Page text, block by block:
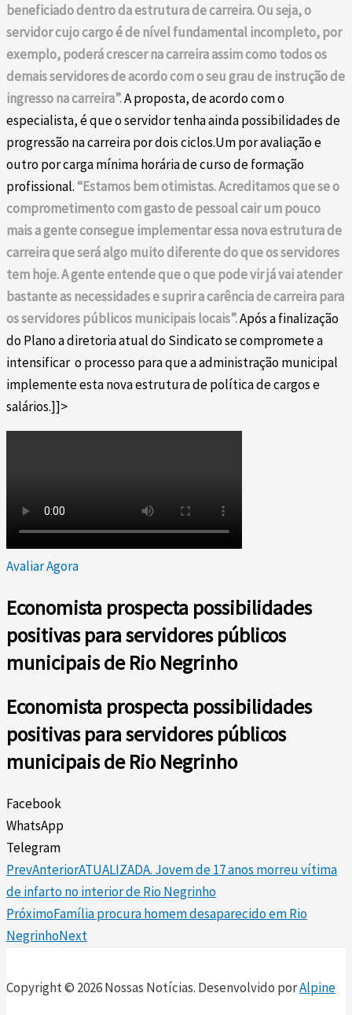
beneficiado dentro da estrutura de carreira. Ou seja, o
servidor cujo cargo é de nível fundamental incompleto, por
exemplo, poderá crescer na carreira assim como todos os
demais servidores de acordo com o seu grau de instrução de
ingresso na carreira”.A proposta, de acordo com o
especialista, é que o servidor tenha ainda possibilidades de
progressão na carreira por dois ciclos.Um por avaliação e
outro por carga mínima horária de curso de formação
profissional. “Estamos bem otimistas. Acreditamos que se o
comprometimento com gasto de pessoal cair um pouco
mais a gente consegue implementar essa nova estrutura de
carreira que será algo muito diferente do que os servidores
tem hoje. A gente entende que o que pode vir já vai atender
bastante as necessidades e suprir a carência de carreira para
os servidores públicos municipais locais”.Após a finalização
do Plano a diretoria atual do Sindicato se compromete a
intensificar o processo para que a administração municipal
implemente esta nova estrutura de política de cargos e
salários.]]>
Avaliar Agora
Economista prospecta possibilidades
positivas para servidores públicos
municipais de Rio Negrinho
Economista prospecta possibilidades
positivas para servidores públicos
municipais de Rio Negrinho
Facebook
WhatsApp
Telegram
PrevAnteriorATUALIZADA. Jovem de 17 anos morreu vítima
de infarto no interior de Rio Negrinho
PróximoFamília procura homem desaparecido em Rio
NegrinhoNext
Copyright © 2026 Nossas Notícias. Desenvolvido porAlpine